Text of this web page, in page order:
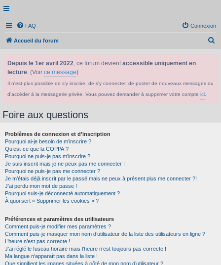
FAQ Connexion
Accueil du forum
Depuis le 1er avril 2022, ce forum devientaccessible uniquement en
lecture. (Voir ce message)
Il n'est plus possible de s'y inscrire, de s'y connecter, de poster de nouveaux messages ou
d'accéder à la messagerie privée. Vous pouvez demander à supprimer votre compte ici
Foire aux questions
Problèmes de connexion et d’inscription
Pourquoi ai-je besoin de m’inscrire ?
Qu’est-ce que la COPPA ?
Pourquoi ne puis-je pas m’inscrire ?
Je suis inscrit mais je ne peux pas me connecter !
Pourquoi ne puis-je pas me connecter ?
Je m’étais déjà inscrit par le passé mais ne peux à présent plus me connecter ?!
J’ai perdu mon mot de passe !
Pourquoi suis-je déconnecté automatiquement ?
À quoi sert « Supprimer les cookies » ?
Préférences et paramètres des utilisateurs
Comment puis-je modifier mes paramètres ?
Comment puis-je masquer mon nom d’utilisateur de la liste des utilisateurs en ligne ?
L’heure n’est pas correcte !
J’ai réglé le fuseau horaire mais l’heure n’est toujours pas correcte !
Ma langue n’apparaît pas dans la liste !
Que signifient les images situées à côté de mon nom d’utilisateur ?